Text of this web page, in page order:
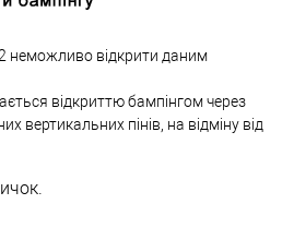
неможливо відкрити даним
відкриттю бампінгом через
вертикальних пінів, на відміну від